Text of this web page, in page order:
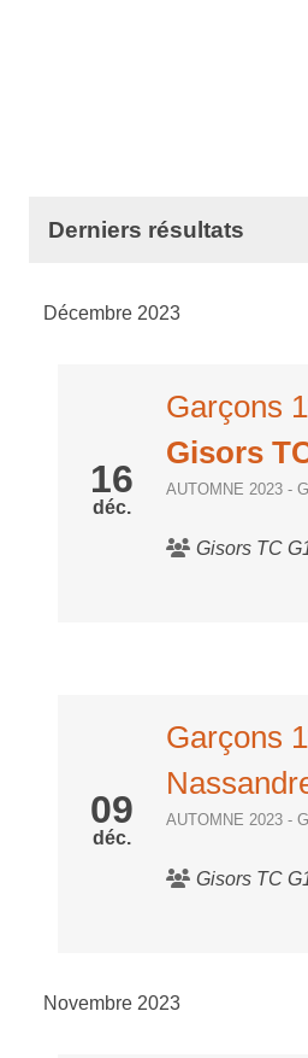
Derniers résultats
Décembre 2023
16
déc.
Garçons
Gisors
AUTOMNE 2023 -
Gisors TC
09
déc.
Garçons
AUTOMNE 2023 -
Gisors TC
Novembre 2023